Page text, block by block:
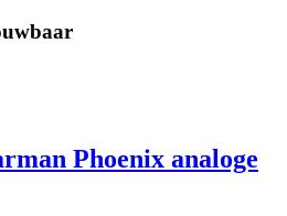
Phoenix analoge